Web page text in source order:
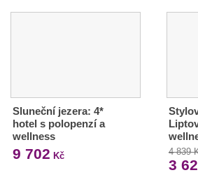
Sluneční jezera: 4*
hotel s polopenzí a
wellness
9 702 Kč 4 839
3